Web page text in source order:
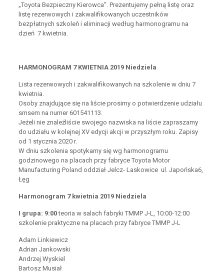
„Toyota Bezpieczny Kierowca”. Prezentujemy pełną listę oraz
listę rezerwowych i zakwalifikowanych uczestników
bezpłatnych szkoleń i eliminacji według harmonogramu na
dzień 7 kwietnia.
HARMONOGRAM 7 KWIETNIA 2019 Niedziela
Lista rezerwowych i zakwalifikowanych na szkolenie w dniu 7
kwietnia.
Osoby znajdujące się na liście prosimy o potwierdzenie udziału
smsem na numer 601541113.
Jeżeli nie znaleźliście swojego nazwiska na liście zapraszamy
do udziału w kolejnej XV edycji akcji w przyszłym roku. Zapisy
od 1 stycznia 2020 r.
W dniu szkolenia spotykamy się wg harmonogramu
godzinowego na placach przy fabryce Toyota Motor
Manufacturing Poland oddział Jelcz- Laskowice ul. Japońska6,
Łęg
Harmonogram 7 kwietnia 2019 Niedziela
I grupa: 9:00teoria w salach fabryki TMMP J-L, 10:00-12:00
szkolenie praktyczne na placach przy fabryce TMMP J-L
Adam Linkiewicz
Adrian Jankowski
Andrzej Wyskiel
Bartosz Musiał